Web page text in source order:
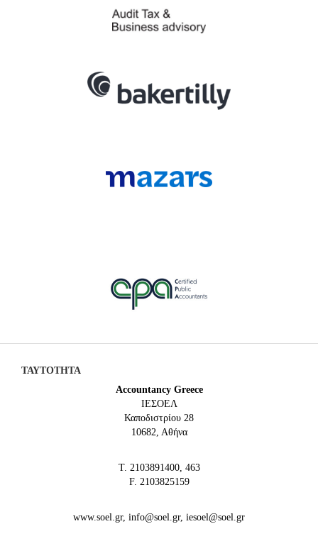
ΤΑΥΤΟΤΗΤΑ
Accountancy Greece
IEΣΟΕΛ
Καποδιστρίου 28
10682, Αθήνα
Τ. 2103891400, 463
F. 2103825159
www.soel.gr, info@soel.gr, iesoel@soel.gr